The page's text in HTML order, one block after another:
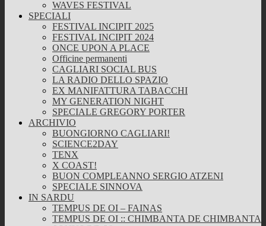
WAVES FESTIVAL
SPECIALI
FESTIVAL INCIPIT 2025
FESTIVAL INCIPIT 2024
ONCE UPON A PLACE
Officine permanenti
CAGLIARI SOCIAL BUS
LA RADIO DELLO SPAZIO
EX MANIFATTURA TABACCHI
MY GENERATION NIGHT
SPECIALE GREGORY PORTER
ARCHIVIO
BUONGIORNO CAGLIARI!
SCIENCE2DAY
TENX
X COAST!
BUON COMPLEANNO SERGIO ATZENI
SPECIALE SINNOVA
IN SARDU
TEMPUS DE OI – FAINAS
TEMPUS DE OI :: CHIMBANTA DE CHIMBANTA